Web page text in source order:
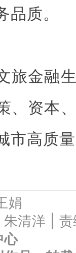
质。
旅金融
、资本
市高质
娟
清洋 |
心